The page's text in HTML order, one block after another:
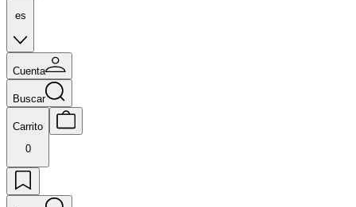
es
Cuenta
Buscar
Carrito
0